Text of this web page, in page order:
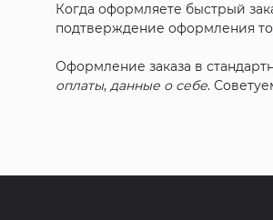
Когда оформляете быстрый
подтверждение оформления
Оформление заказа в
оплаты,данные о себе.